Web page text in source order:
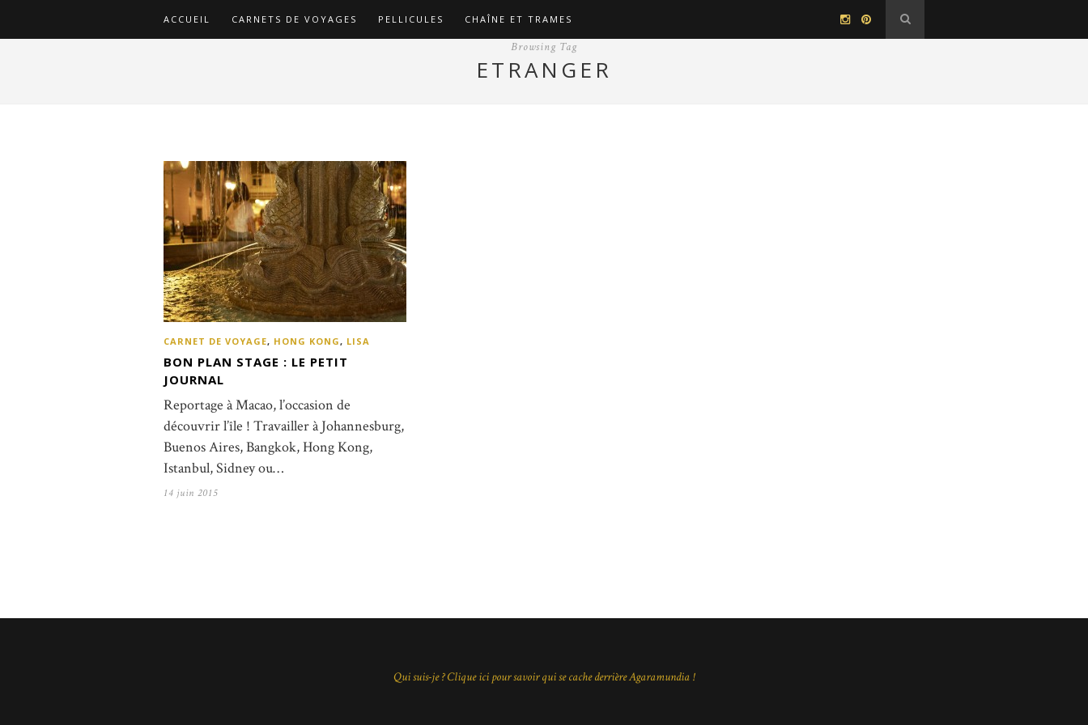
ACCUEIL CARNETS DE VOYAGES PELLICULES CHAÎNE ET TRAMES
Browsing Tag
ETRANGER
CARNET DE VOYAGE, HONG KONG, LISA
BON PLAN STAGE : LE PETIT
JOURNAL
Reportage à Macao, l’occasion de
découvrir l’île ! Travailler à Johannesburg,
Buenos Aires, Bangkok, Hong Kong,
Istanbul, Sidney ou…
14 juin 2015
Qui suis-je ? Clique ici pour savoir qui se cache derrière Agaramundia !